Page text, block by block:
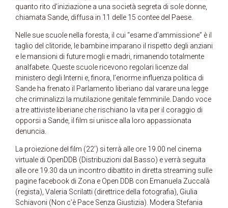
quanto rito d’iniziazione a una società segreta di sole donne,
chiamata Sande, diffusa in 11 delle 15 contee del Paese.
Nelle sue scuole nella foresta, il cui “esame d’ammissione” è il
taglio del clitoride, le bambine imparano il rispetto degli anziani
e le mansioni di future mogli e madri, rimanendo totalmente
analfabete. Queste scuole ricevono regolari licenze dal
ministero degli Interni e, finora, l’enorme influenza politica di
Sande ha frenato il Parlamento liberiano dal varare una legge
che criminalizzi la mutilazione genitale femminile. Dando voce
a tre attiviste liberiane che rischiano la vita per il coraggio di
opporsi a Sande, il film si unisce alla loro appassionata
denuncia.
La proiezione del film (22’) si terrà alle ore 19.00 nel cinema
virtuale di OpenDDB (Distribuzioni dal Basso) e verrà seguita
alle ore 19.30 da un incontro dibattito in diretta streaming sulle
pagine facebook di Zona e Open DDB con Emanuela Zuccalà
(regista), Valeria Scrilatti (direttrice della fotografia), Giulia
Schiavoni (Non c’è Pace Senza Giustizia). Modera Stefania